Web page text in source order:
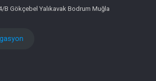
B Gökçebel Yalıkavak Bodrum Muğla